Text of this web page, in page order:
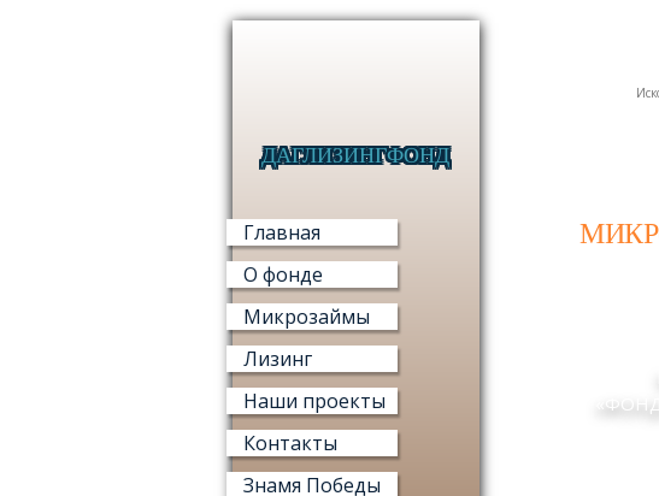
ДАГЛИЗИНГФОНД
Главная
О фонде
Микрозаймы
Лизинг
Наши проекты
Контакты
Знамя Победы